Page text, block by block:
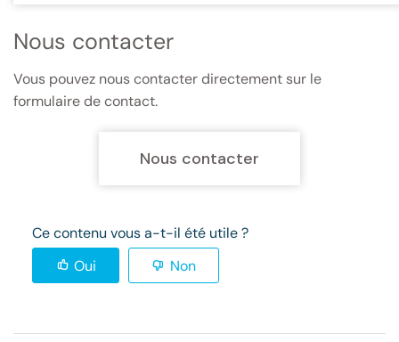
Nous contacter
Vous pouvez nous contacter directement sur le
formulaire de contact.
Nous contacter
Ce contenu vous a-t-il été utile ?
Oui
Non